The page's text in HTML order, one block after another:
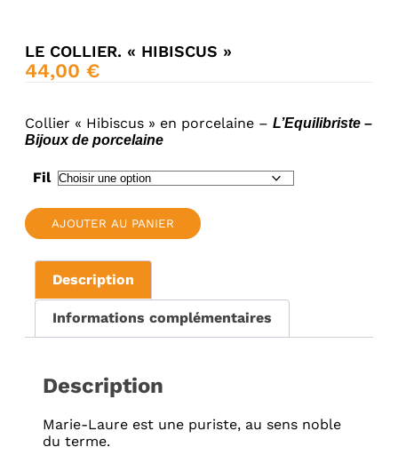
LE COLLIER. « HIBISCUS »
44,00 €
Collier « Hibiscus » en porcelaine – L’Equilibriste –
Bijoux de porcelaine
Fil
AJOUTER AU PANIER
Description
Informations complémentaires
Description
Marie-Laure est une puriste, au sens noble
du terme.